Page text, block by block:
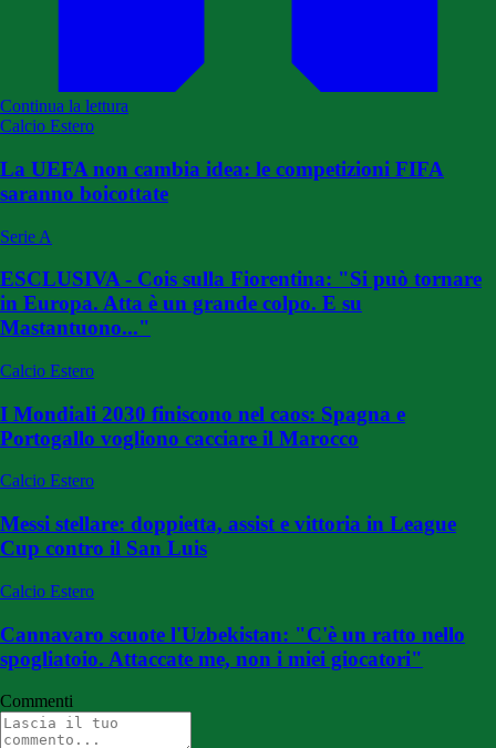
Continua la lettura
Calcio Estero
La UEFA non cambia idea: le competizioni FIFA
saranno boicottate
Serie A
ESCLUSIVA - Cois sulla Fiorentina: "Si può tornare
in Europa. Atta è un grande colpo. E su
Mastantuono..."
Calcio Estero
I Mondiali 2030 finiscono nel caos: Spagna e
Portogallo vogliono cacciare il Marocco
Calcio Estero
Messi stellare: doppietta, assist e vittoria in League
Cup contro il San Luis
Calcio Estero
Cannavaro scuote l'Uzbekistan: "C'è un ratto nello
spogliatoio. Attaccate me, non i miei giocatori"
Commenti